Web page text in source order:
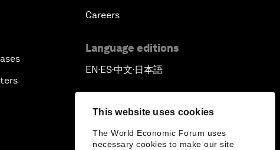
This website uses cookies
The World Economic Forum uses
necessary cookies to make our site
Careers
Language editions
EN▪ES▪中文▪ 日本語